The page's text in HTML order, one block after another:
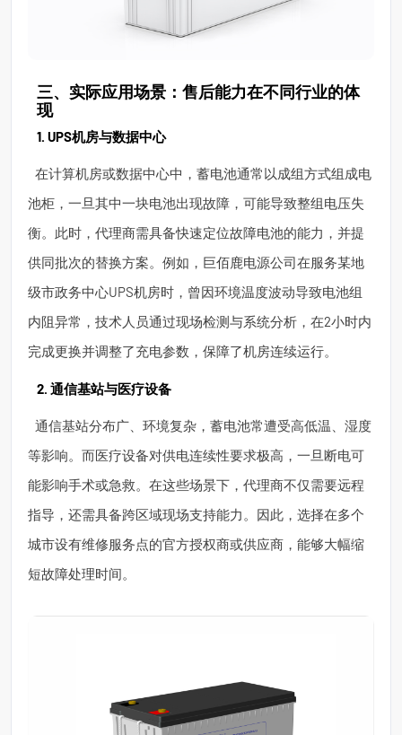
三、实际应用场景：售后能力在不同行业的体
现
1. UPS机房与数据中心
在计算机房或数据中心中，蓄电池通常以成组方式组成电
池柜，一旦其中一块电池出现故障，可能导致整组电压失
衡。此时，代理商需具备快速定位故障电池的能力，并提
供同批次的替换方案。例如，巨佰鹿电源公司在服务某地
级市政务中心UPS机房时，曾因环境温度波动导致电池组
内阻异常，技术人员通过现场检测与系统分析，在2小时内
完成更换并调整了充电参数，保障了机房连续运行。
2. 通信基站与医疗设备
通信基站分布广、环境复杂，蓄电池常遭受高低温、湿度
等影响。而医疗设备对供电连续性要求极高，一旦断电可
能影响手术或急救。在这些场景下，代理商不仅需要远程
指导，还需具备跨区域现场支持能力。因此，选择在多个
城市设有维修服务点的官方授权商或供应商，能够大幅缩
短故障处理时间。